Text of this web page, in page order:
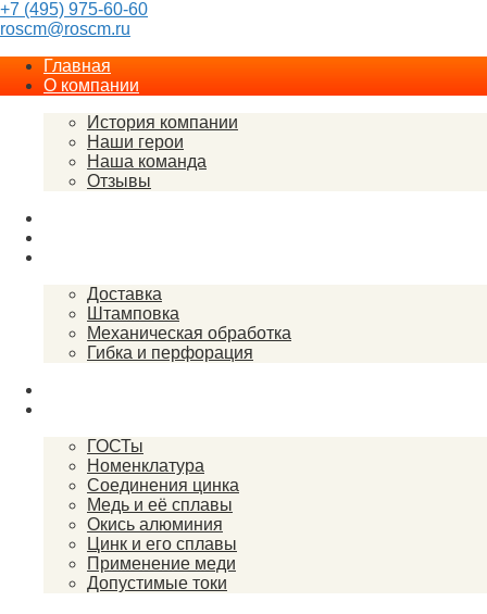
+7 (495) 975-60-60
roscm@roscm.ru
Главная
О компании
История компании
Наши герои
Наша команда
Отзывы
Доставка
Штамповка
Механическая обработка
Гибка и перфорация
ГОСТы
Номенклатура
Соединения цинка
Медь и её сплавы
Окись алюминия
Цинк и его сплавы
Применение меди
Допустимые токи